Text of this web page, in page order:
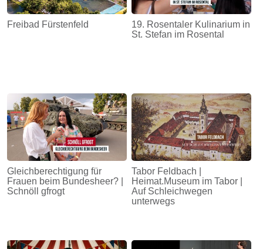
Freibad Fürstenfeld
19. Rosentaler Kulinarium in
St. Stefan im Rosental
Gleichberechtigung für
Frauen beim Bundesheer? |
Schnöll gfrogt
Tabor Feldbach |
Heimat.Museum im Tabor |
Auf Schleichwegen
unterwegs